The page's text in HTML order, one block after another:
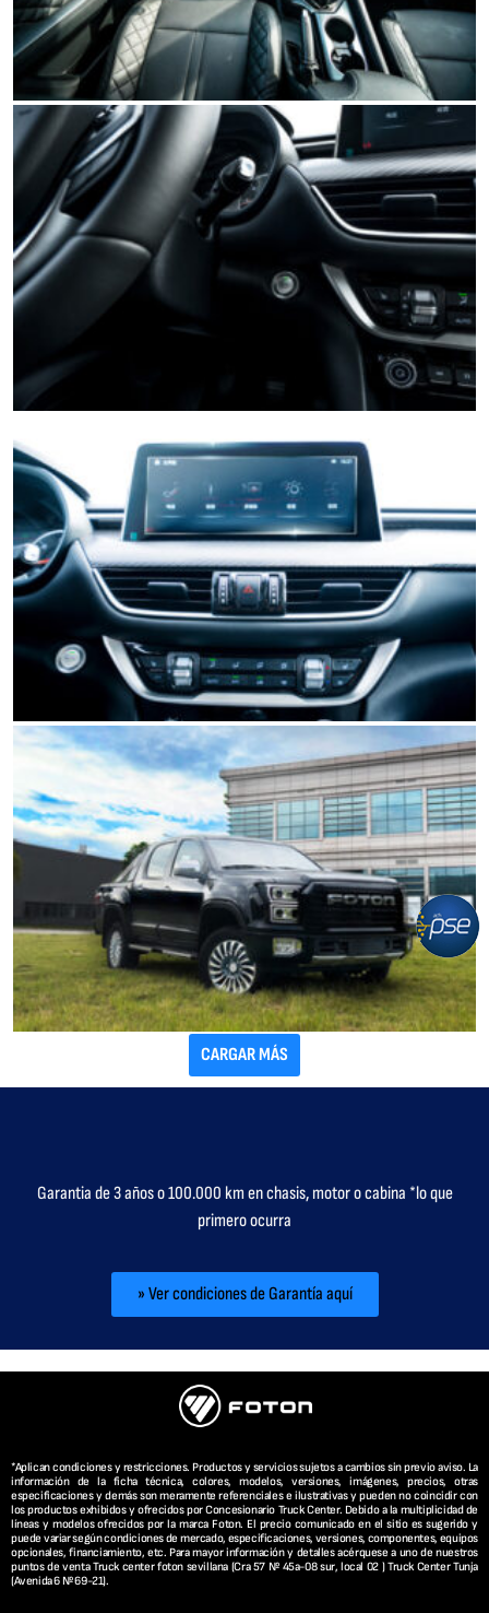
CARGAR MÁS
Garantia de 3 años o 100.000 km en chasis, motor o cabina *lo que
primero ocurra
» Ver condiciones de Garantía aquí
*Aplican condiciones y restricciones. Productos y servicios sujetos a cambios sin previo aviso. La
información de la ficha técnica, colores, modelos, versiones, imágenes, precios, otras
especificaciones y demás son meramente referenciales e ilustrativas y pueden no coincidir con
los productos exhibidos y ofrecidos por Concesionario Truck Center. Debido a la multiplicidad de
líneas y modelos ofrecidos por la marca Foton. El precio comunicado en el sitio es sugerido y
puede variar según condiciones de mercado, especificaciones, versiones, componentes, equipos
opcionales, financiamiento, etc. Para mayor información y detalles acérquese a uno de nuestros
puntos de venta Truck center foton sevillana (Cra 57 Nº 45a-08 sur, local 02 ) Truck Center Tunja
(Avenida 6 Nº 69-21).